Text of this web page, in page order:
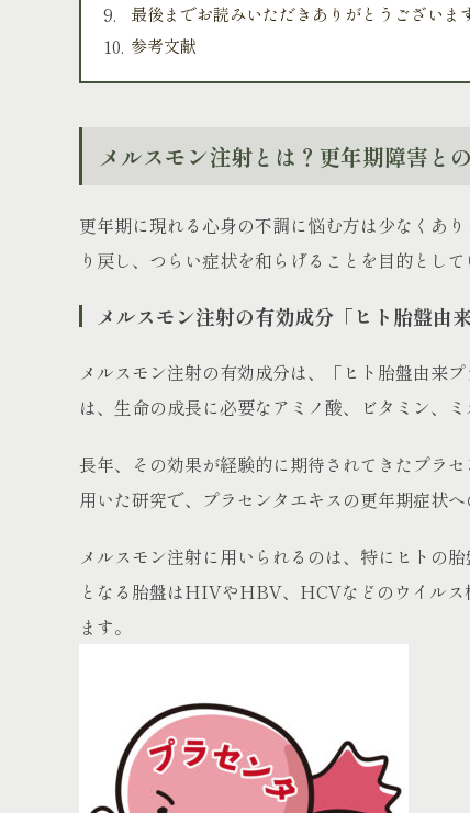
最後までお読みいただきありがとうございま
参考文献
メルスモン注射とは？更年期障害と
更年期に現れる心身の不調に悩む方は少なくあ
り戻し、つらい症状を和らげることを目的として
メルスモン注射の有効成分「ヒト胎盤由
メルスモン注射の有効成分は、「ヒト胎盤由来
は、生命の成長に必要なアミノ酸、ビタミン、
長年、その効果が経験的に期待されてきたプラ
用いた研究で、プラセンタエキスの更年期症状
メルスモン注射に用いられるのは、特にヒトの
となる胎盤はHIVやHBV、HCVなどのウイルス
ます。